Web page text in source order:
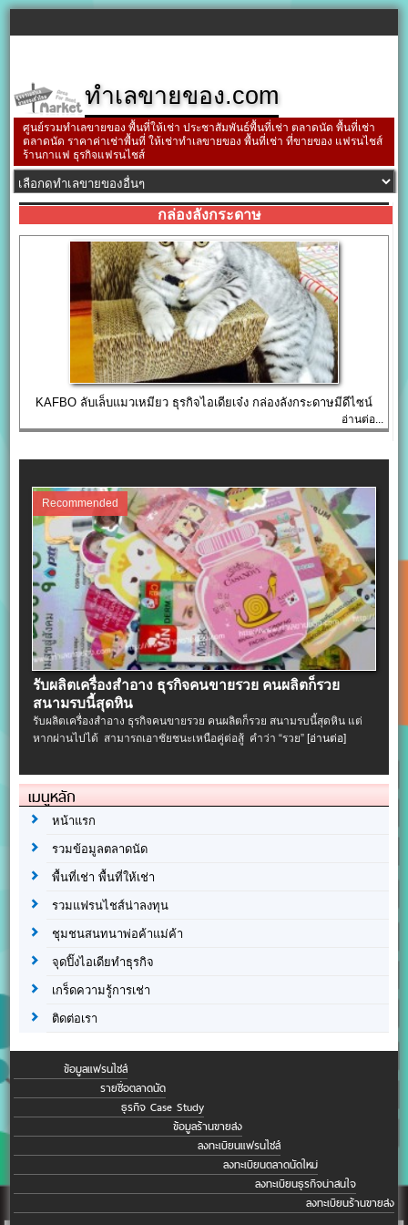
ทำเลขายของ.com
ศูนย์รวมทำเลขายของ พื้นที่ให้เช่า ประชาสัมพันธ์พื้นที่เช่า ตลาดนัด พื้นที่เช่า
ตลาดนัด ราคาค่าเช่าพื้นที่ ให้เช่าทำเลขายของ พื้นที่เช่า ที่ขายของ แฟรนไชส์
ร้านกาแฟ ธุรกิจแฟรนไชส์
กล่องลังกระดาษ
KAFBO ลับเล็บแมวเหมียว ธุรกิจไอเดียเจ๋ง กล่องลังกระดาษมีดีไซน์
อ่านต่อ...
Recommended
รับผลิตเครื่องสําอาง ธุรกิจคนขายรวย คนผลิตก็รวย
สนามรบนี้สุดหิน
รับผลิตเครื่องสําอาง ธุรกิจคนขายรวย คนผลิตก็รวย สนามรบนี้สุดหิน แต่
หากผ่านไปได้ สามารถเอาชัยชนะเหนือคู่ต่อสู้ คำว่า “รวย”[อ่านต่อ]
เมนูหลัก
หน้าแรก
รวมข้อมูลตลาดนัด
พื้นที่เช่า พื้นที่ให้เช่า
รวมแฟรนไชส์น่าลงทุน
ชุมชนสนทนาพ่อค้าแม่ค้า
จุดปิ๊งไอเดียทำธุรกิจ
เกร็ดความรู้การเช่า
ติดต่อเรา
ข้อมูลแฟรนไชส์
รายชื่อตลาดนัด
ธุรกิจ Case Study
ข้อมูลร้านขายส่ง
ลงทะเบียนแฟรนไชส์
ลงทะเบียนตลาดนัดใหม่
ลงทะเบียนธุรกิจน่าสนใจ
ลงทะเบียนร้านขายส่ง